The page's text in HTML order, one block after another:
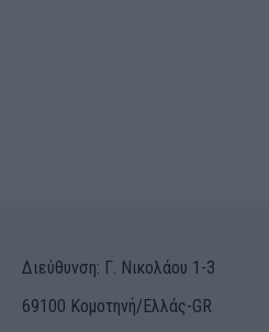
Διεύθυνση: Γ. Νικολάου 1-3
69100 Κομοτηνή/Ελλάς-GR